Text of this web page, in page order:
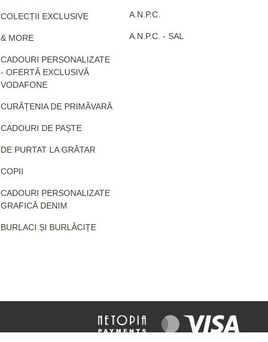
COLECȚII EXCLUSIVE
& MORE
CADOURI PERSONALIZATE
- OFERTĂ EXCLUSIVĂ
VODAFONE
CURĂȚENIA DE PRIMĂVARĂ
CADOURI DE PAȘTE
DE PURTAT LA GRĂTAR
COPII
CADOURI PERSONALIZATE
GRAFICĂ DENIM
BURLACI ȘI BURLĂCIȚE
A.N.P.C.
A.N.P.C. - SAL